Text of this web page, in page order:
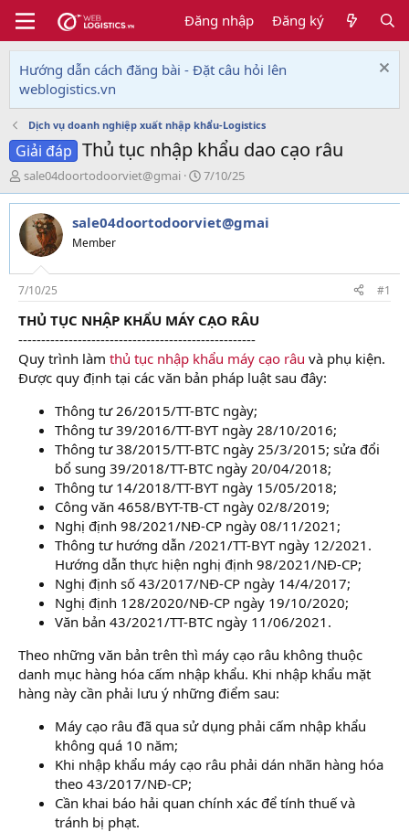
Đăng nhập Đăng ký
Hướng dẫn cách đăng bài - Đặt câu hỏi lên
weblogistics.vn
Dịch vụ doanh nghiệp xuất nhập khẩu-Logistics
Giải đáp Thủ tục nhập khẩu dao cạo râu
T
h
r
e
a
d
s
t
a
r
t
e
r
sale04doortodoorviet@gmai
N
g
à
y
i
7/10/25
sale04doortodoorviet@gmai
Member
7/10/25 #1
THỦ TỤC NHẬP KHẨU MÁY CẠO RÂU
----------------------------------------------------
Quy trình làm thủ tục nhập khẩu máy cạo râu và phụ kiện.
Được quy định tại các văn bản pháp luật sau đây:
Thông tư 26/2015/TT-BTC ngày;
Thông tư 39/2016/TT-BYT ngày 28/10/2016;
Thông tư 38/2015/TT-BTC ngày 25/3/2015; sửa đổi
bổ sung 39/2018/TT-BTC ngày 20/04/2018;
Thông tư 14/2018/TT-BYT ngày 15/05/2018;
Công văn 4658/BYT-TB-CT ngày 02/8/2019;
Nghị định 98/2021/NĐ-CP ngày 08/11/2021;
Thông tư hướng dẫn /2021/TT-BYT ngày 12/2021.
Hướng dẫn thực hiện nghị định 98/2021/NĐ-CP;
Nghị định số 43/2017/NĐ-CP ngày 14/4/2017;
Nghị định 128/2020/NĐ-CP ngày 19/10/2020;
Văn bản 43/2021/TT-BTC ngày 11/06/2021.
Theo những văn bản trên thì máy cạo râu không thuộc
danh mục hàng hóa cấm nhập khẩu. Khi nhập khẩu mặt
hàng này cần phải lưu ý những điểm sau:
Máy cạo râu đã qua sử dụng phải cấm nhập khẩu
không quá 10 năm;
Khi nhập khẩu máy cạo râu phải dán nhãn hàng hóa
theo 43/2017/NĐ-CP;
Cần khai báo hải quan chính xác để tính thuế và
tránh bị phạt.